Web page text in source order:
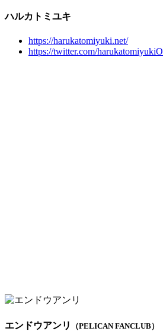
ハルカトミユキ
https://harukatomiyuki.net/
https://twitter.com/harukatomiyukiO
エンドウアンリ （PELICAN FANCLUB）